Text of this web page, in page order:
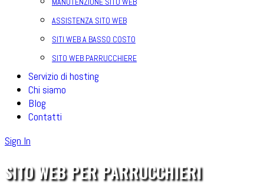
ASSISTENZA SITO WEB
SITI WEB A BASSO COSTO
SITO WEB PARRUCCHIERE
Servizio di hosting
Chi siamo
Blog
Contatti
Sign In
SITO WEB PER PARRUCCHIERI